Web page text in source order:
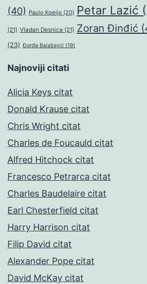
(40) Paulo Koeljo (20) Petar Lazić
(21) Vladan Desnica (21) Zoran Đinđić
(23) Đorđe Balašević (19)
Najnoviji citati
Alicia Keys citat
Donald Krause citat
Chris Wright citat
Charles de Foucauld citat
Alfred Hitchock citat
Francesco Petrarca citat
Charles Baudelaire citat
Earl Chesterfield citat
Harry Harrison citat
Filip David citat
Alexander Pope citat
David McKay citat